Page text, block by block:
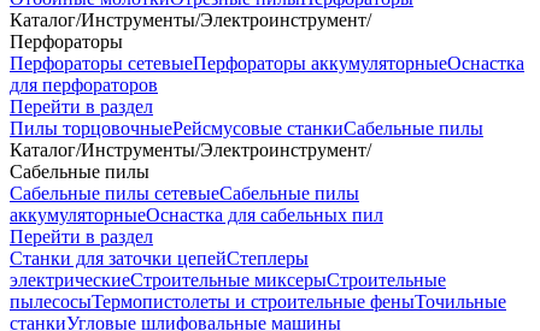
Каталог/Инструменты/Электроинструмент/
Перфораторы
Перфораторы сетевыеПерфораторы аккумуляторныеОснастка
для перфораторов
Перейти в раздел
Пилы торцовочныеРейсмусовые станкиСабельные пилы
Каталог/Инструменты/Электроинструмент/
Сабельные пилы
Сабельные пилы сетевыеСабельные пилы
аккумуляторныеОснастка для сабельных пил
Перейти в раздел
Станки для заточки цепейСтеплеры
электрическиеСтроительные миксерыСтроительные
пылесосыТермопистолеты и строительные феныТочильные
станкиУгловые шлифовальные машины